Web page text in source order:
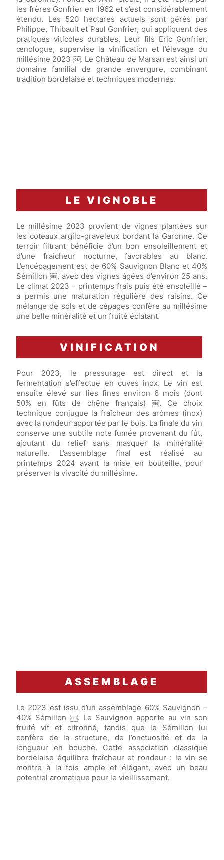
les frères Gonfrier en 1962 et s’est considérablement
étendu. Les 520 hectares actuels sont gérés par
Philippe, Thibault et Paul Gonfrier, qui appliquent des
pratiques viticoles durables. Leur fils Eric Gonfrier,
œnologue, supervise la vinification et l’élevage du
millésime 2023 ￼. Le Château de Marsan est ainsi un
domaine familial de grande envergure, combinant
tradition bordelaise et techniques modernes.
LE VIGNOBLE
Le millésime 2023 provient de vignes plantées sur
les coteaux argilo-graveleux bordant la Garonne. Ce
terroir filtrant bénéficie d’un bon ensoleillement et
d’une fraîcheur nocturne, favorables au blanc.
L’encépagement est de 60% Sauvignon Blanc et 40%
Sémillon ￼, avec des vignes âgées d’environ 25 ans.
Le climat 2023 – printemps frais puis été ensoleillé –
a permis une maturation régulière des raisins. Ce
mélange de sols et de cépages confère au millésime
une belle minéralité et un fruité éclatant.
VINIFICATION
Pour 2023, le pressurage est direct et la
fermentation s’effectue en cuves inox. Le vin est
ensuite élevé sur lies fines environ 6 mois (dont
50% en fûts de chêne français) ￼. Ce choix
technique conjugue la fraîcheur des arômes (inox)
avec la rondeur apportée par le bois. La finale du vin
conserve une subtile note fumée provenant du fût,
ajoutant du relief sans masquer la minéralité
naturelle. L’assemblage final est réalisé au
printemps 2024 avant la mise en bouteille, pour
préserver la vivacité du millésime.
ASSEMBLAGE
Le 2023 est issu d’un assemblage 60% Sauvignon –
40% Sémillon ￼. Le Sauvignon apporte au vin son
fruité vif et citronné, tandis que le Sémillon lui
confère de la structure, de l’onctuosité et de la
longueur en bouche. Cette association classique
bordelaise équilibre fraîcheur et rondeur : le vin se
montre à la fois ample et élégant, avec un beau
potentiel aromatique pour le vieillissement.